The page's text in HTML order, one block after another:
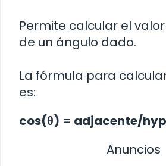
Permite calcular el
de un ángulo dado.
La fórmula para
es:
cos(θ) = adjacente/
Anuncios